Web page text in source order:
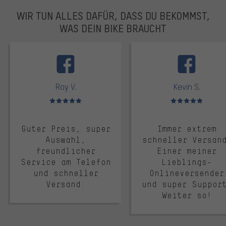
WIR TUN ALLES DAFÜR, DASS DU BEKOMMST,
WAS DEIN BIKE BRAUCHT
Roy V.
Bewertungen: 5 von 5
Guter Preis, super
Auswahl,
freundlicher
Service am Telefon
und schneller
Versand.
Kevin S.
Bewertungen: 5 von 5
Immer extrem
schneller
Einer meiner
Lieblings-
Onlineversender
und super
Weiter so!